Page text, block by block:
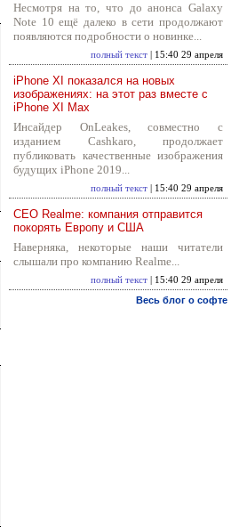
Несмотря на то, что до анонса Galaxy
Note 10 ещё далеко в сети продолжают
появляются подробности о новинке...
полный текст | 15:40 29 апреля
iPhone XI показался на новых
изображениях: на этот раз вместе с
iPhone XI Max
Инсайдер OnLeakes, совместно с
изданием Cashkaro, продолжает
публиковать качественные изображения
будущих iPhone 2019...
полный текст | 15:40 29 апреля
CEO Realme: компания отправится
покорять Европу и США
Наверняка, некоторые наши читатели
слышали про компанию Realme...
полный текст | 15:40 29 апреля
Весь блог о софте